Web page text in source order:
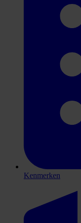
Kenmerken